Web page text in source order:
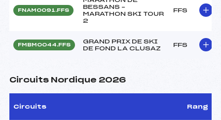
FNAM0091.FFS
BESSANS –
MARATHON SKI TOUR
2
FFS
FMBM0044.FFS
GRAND PRIX DE SKI
DE FOND LA CLUSAZ
FFS
Circuits Nordique 2026
Circuits Rang